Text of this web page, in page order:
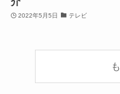
2022年5月5日 テレビ